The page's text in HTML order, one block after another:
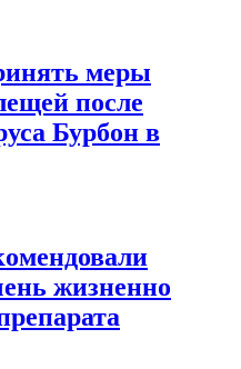
меры
после
Бурбон в
жизненно